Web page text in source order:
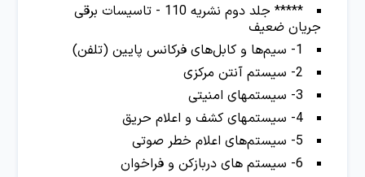
***** جلد دوم نشریه 110 - تاسیسات برقی
جریان ضعیف
1- سیم‌ها و کابل‌های فرکانس پایین (تلفن)
2- سیستم آنتن مرکزی
3- سیستمهای امنیتی
4- سیستمهای کشف و اعلام حریق
5- سیستم‌های اعلام خطر صوتی
6- سیستم های دربازکن و فراخوان